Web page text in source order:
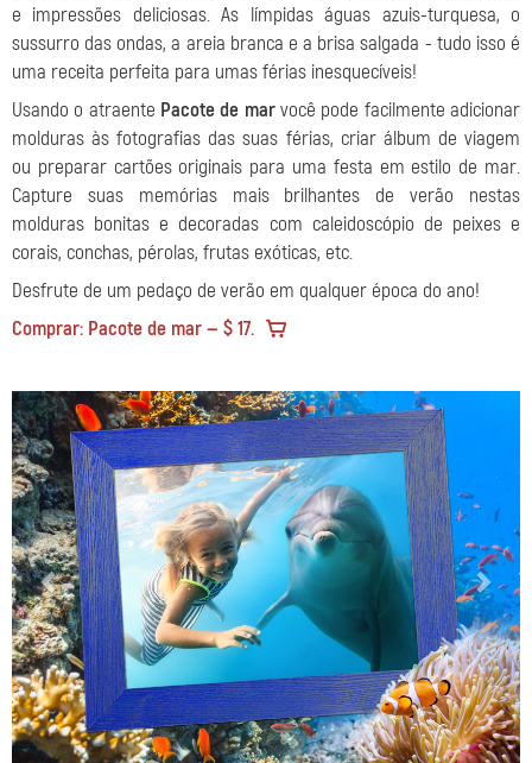
e impressões deliciosas. As límpidas águas azuis-turquesa, o
sussurro das ondas, a areia branca e a brisa salgada - tudo isso é
uma receita perfeita para umas férias inesquecíveis!
Usando o atraente Pacote de marvocê pode facilmente adicionar
molduras às fotografias das suas férias, criar álbum de viagem
ou preparar cartões originais para uma festa em estilo de mar.
Capture suas memórias mais brilhantes de verão nestas
molduras bonitas e decoradas com caleidoscópio de peixes e
corais, conchas, pérolas, frutas exóticas, etc.
Desfrute de um pedaço de verão em qualquer época do ano!
Comprar: Pacote de mar — $ 17.